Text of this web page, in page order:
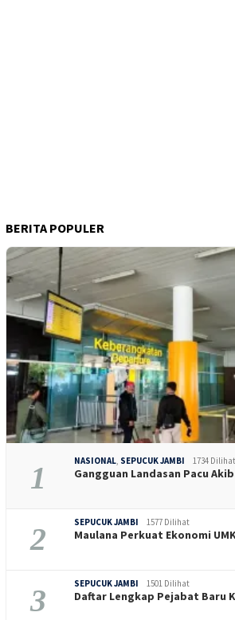
BERITA POPULER
1 NASIONAL, SEPUCUK JAMBI 1734 Dilihat
Gangguan Landasan Pacu
2 SEPUCUK JAMBI 1577 Dilihat
Maulana Perkuat Ekonomi
3 SEPUCUK JAMBI 1501 Dilihat
Daftar Lengkap Pejabat Baru